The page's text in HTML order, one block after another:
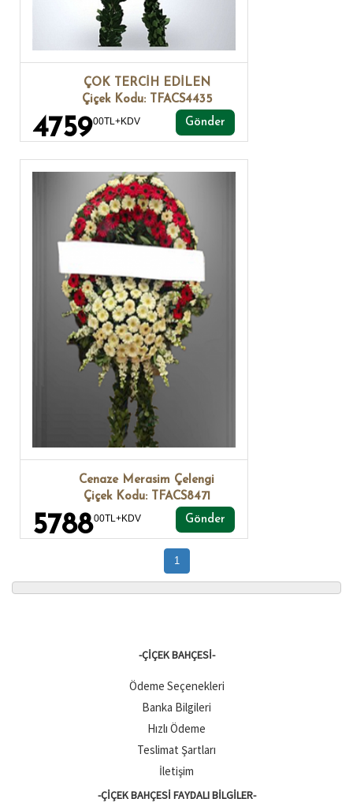
ÇOK TERCİH EDİLEN
Çiçek Kodu: TFACS4435
475900TL+KDV Gönder
Cenaze Merasim Çelengi
Çiçek Kodu: TFACS8471
578800TL+KDV Gönder
1
-ÇIÇEK BAHÇESI-
Ödeme Seçenekleri
Banka Bilgileri
Hızlı Ödeme
Teslimat Şartları
İletişim
-ÇIÇEK BAHÇESI FAYDALI BILGILER-